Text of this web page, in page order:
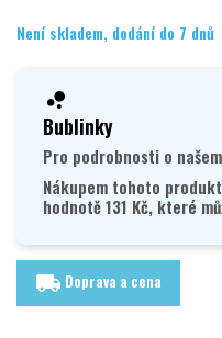
Není skladem, dodání do 7 dnů
Bublinky
Pro podrobnosti o
Nákupem tohoto
hodnotě 131 Kč, které
local_shipping Doprava a cena